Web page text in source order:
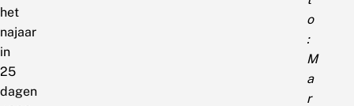
het
najaar
in
25
dagen
o
:
M
a
r